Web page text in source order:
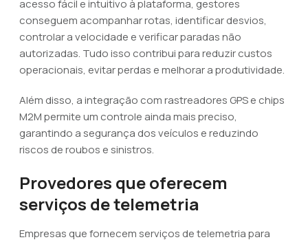
acesso fácil e intuitivo à plataforma, gestores
conseguem acompanhar rotas, identificar desvios,
controlar a velocidade e verificar paradas não
autorizadas. Tudo isso contribui para reduzir custos
operacionais, evitar perdas e melhorar a produtividade.
Além disso, a integração com rastreadores GPS e chips
M2M permite um controle ainda mais preciso,
garantindo a segurança dos veículos e reduzindo
riscos de roubos e sinistros.
Provedores que oferecem
serviços de telemetria
Empresas que fornecem serviços de telemetria para